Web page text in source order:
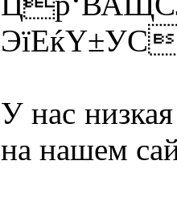
У нас
на нашем